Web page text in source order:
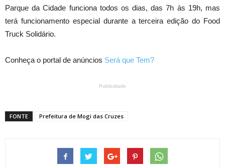
Parque da Cidade funciona todos os dias, das 7h às 19h, mas
terá funcionamento especial durante a terceira edição do Food
Truck Solidário.
Conheça o portal de anúncios Será que Tem?
Publicidade
FONTE Prefeitura de Mogi das Cruzes